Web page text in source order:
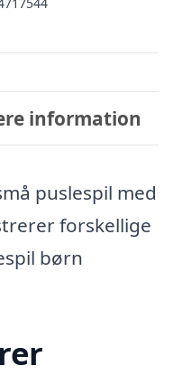
information
puslespil med
forskellige
børn